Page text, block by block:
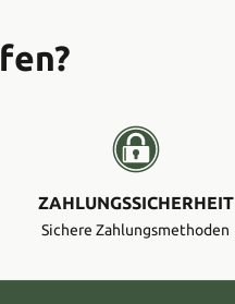
ZAHLUNGSSICHERHEIT
Sichere Zahlungsmethoden